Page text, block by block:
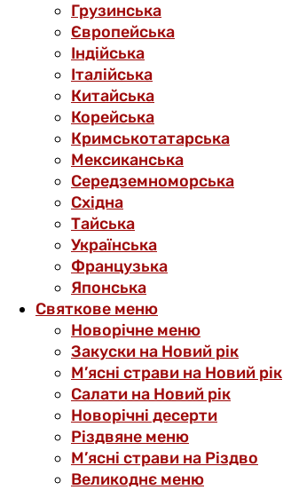
Грузинська
Європейська
Індійська
Італійська
Китайська
Корейська
Кримськотатарська
Мексиканська
Середземноморська
Східна
Тайська
Українська
Французька
Японська
Святкове меню
Новорічне меню
Закуски на Новий рік
М’ясні страви на Новий рік
Салати на Новий рік
Новорічні десерти
Різдвяне меню
М’ясні страви на Різдво
Великоднє меню